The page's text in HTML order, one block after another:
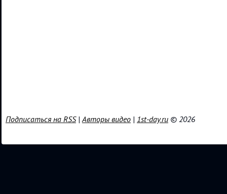
Подписаться на RSS|Авторы видео | 1st-day.ru © 2026